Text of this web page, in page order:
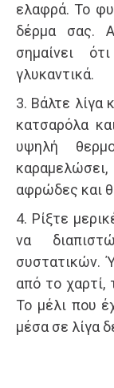
ελαφρά. Το
δέρμα σας.
σημαίνει
γλυκαντικά.
3. Βάλτε λίγα
κατσαρόλα
υψηλή
αφρώδες και
4. Ρίξτε
να
συστατικών.
από το χαρτί,
Το μέλι που
μέσα σε λίγα